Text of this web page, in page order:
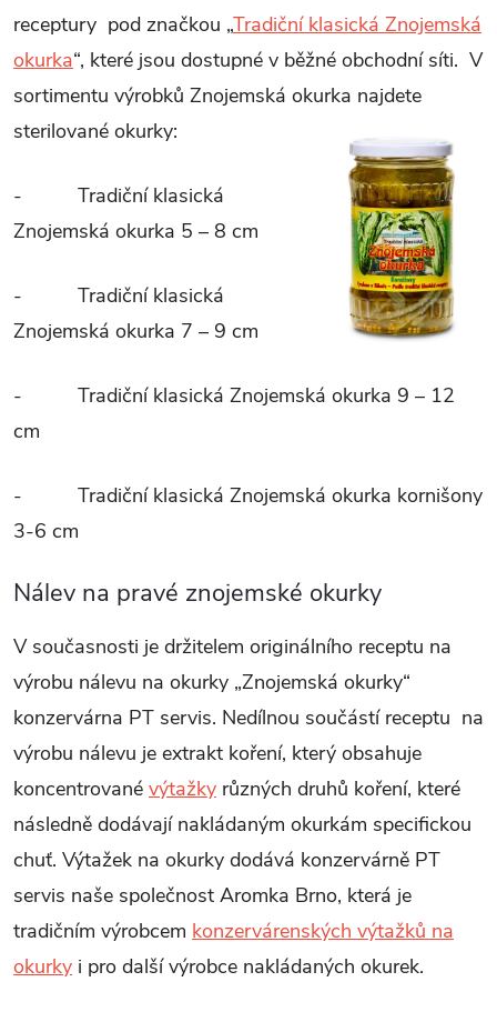
receptury pod značkou „Tradiční klasická Znojemská
okurka“, které jsou dostupné v běžné obchodní síti. V
sortimentu výrobků Znojemská okurka najdete
sterilované okurky:
- Tradiční klasická
Znojemská okurka 5 – 8 cm
- Tradiční klasická
Znojemská okurka 7 – 9 cm
- Tradiční klasická Znojemská okurka 9 – 12
cm
- Tradiční klasická Znojemská okurka kornišony
3-6 cm
Nálev na pravé znojemské okurky
V současnosti je držitelem originálního receptu na
výrobu nálevu na okurky „Znojemská okurky“
konzervárna PT servis. Nedílnou součástí receptu na
výrobu nálevu je extrakt koření, který obsahuje
koncentrované výtažky různých druhů koření, které
následně dodávají nakládaným okurkám specifickou
chuť. Výtažek na okurky dodává konzervárně PT
servis naše společnost Aromka Brno, která je
tradičním výrobcem konzervárenských výtažků na
okurky i pro další výrobce nakládaných okurek.